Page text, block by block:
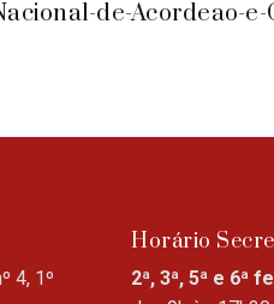
de-Acordeao-
4, 1º
Horário
2ª, 3ª, 5ª e 6ª